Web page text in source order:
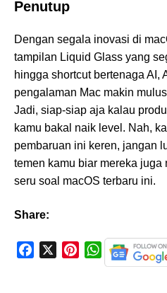
Penutup
Dengan segala inovasi di
tampilan Liquid Glass yang
hingga shortcut bertenaga AI,
pengalaman Mac makin
Jadi, siap-siap aja kalau
kamu bakal naik level. Nah,
pembaruan ini keren, jangan
temen kamu biar mereka
seru soal macOS terbaru ini.
Share:
W
h